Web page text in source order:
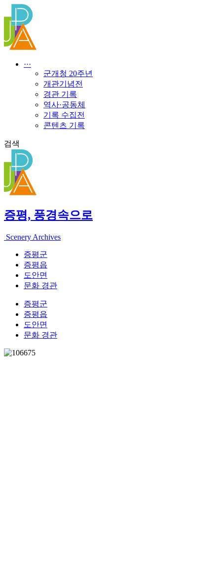
텐
로
건
···
군개청 20주년
개관기념전
경관 기록
역사·공동체
기록 수집전
콘텐츠 기록
검색
증평, 풍경속으로
Scenery Archives
증평군
증평읍
도안면
문화 경관
증평군
증평읍
도안면
문화 경관